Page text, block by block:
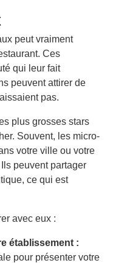
peut vraiment
Ces
qui leur fait
peuvent attirer de
pas.
plus grosses stars
Souvent, les micro-
votre ville ou votre
peuvent partager
ce qui est
avec eux :
établissement :
pour présenter votre